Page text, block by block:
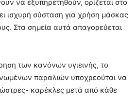
να εξυπηρετηθούν, ορίζεται στο
ισχυρή σύσταση για χρήση μάσκας
Στα σημεία αυτά απαγορεύεται
των κανόνων υγιεινής, το
παραλιών υποχρεούται να
καρέκλες μετά από κάθε